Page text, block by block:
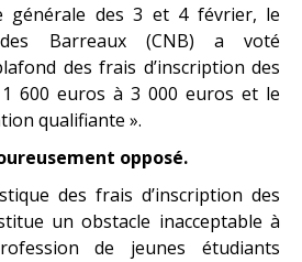
générale des 3 et 4 février, le
Barreaux (CNB) a voté
des frais d’inscription des
1 600 euros à 3 000 euros et le
qualifiante ».
opposé.
des frais d’inscription des
un obstacle inacceptable à
de jeunes étudiants